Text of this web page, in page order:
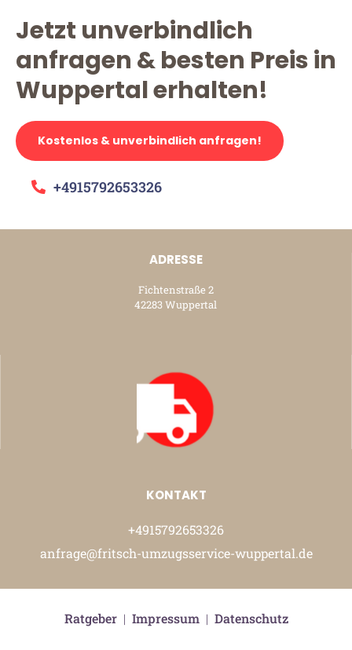
Jetzt unverbindlich
anfragen & besten Preis in
Wuppertal erhalten!
Kostenlos & unverbindlich anfragen!
+4915792653326
ADRESSE
Fichtenstraße 2
42283 Wuppertal
KONTAKT
+4915792653326
anfrage@fritsch-umzugsservice-wuppertal.de
Ratgeber| Impressum| Datenschutz